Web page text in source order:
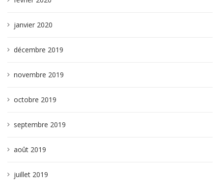
janvier 2020
décembre 2019
novembre 2019
octobre 2019
septembre 2019
août 2019
juillet 2019